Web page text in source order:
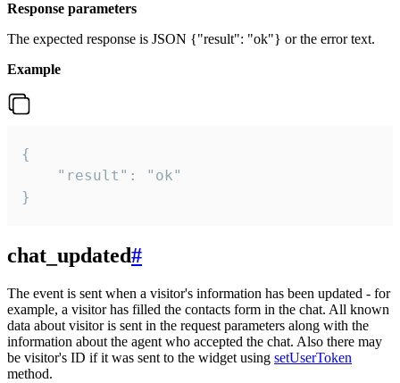
Response parameters
The expected response is JSON {"result": "ok"} or the error text.
Example
{
    "result": "ok"
}
chat_updated#
The event is sent when a visitor's information has been updated - for
example, a visitor has filled the contacts form in the chat. All known
data about visitor is sent in the request parameters along with the
information about the agent who accepted the chat. Also there may
be visitor's ID if it was sent to the widget using setUserToken
method.